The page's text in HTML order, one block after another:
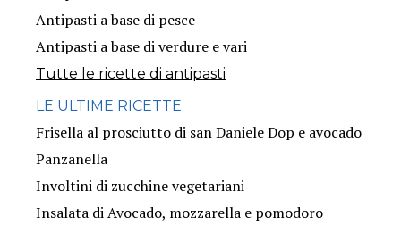
Antipasti a base di pesce
Antipasti a base di verdure e vari
Tutte le ricette di antipasti
LE ULTIME RICETTE
Frisella al prosciutto di san Daniele Dop e avocado
Panzanella
Involtini di zucchine vegetariani
Insalata di Avocado, mozzarella e pomodoro